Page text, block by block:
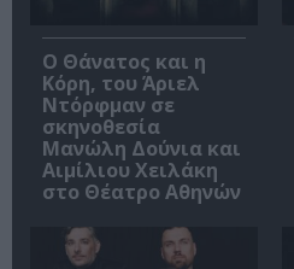
Ο Θάνατος και η
Κόρη, του Άριελ
Ντόρφμαν σε
σκηνοθεσία
Μανώλη Δούνια και
Αιμίλιου Χειλάκη
στο Θέατρο Αθηνών